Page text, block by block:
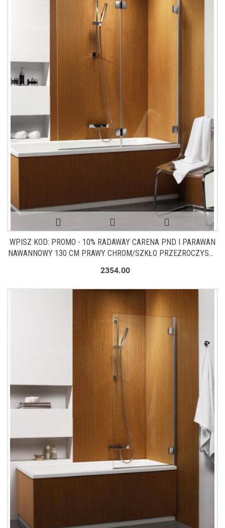
WPISZ KOD: PROMO - 10% RADAWAY CARENA PND I PARAWAN
NAWANNOWY 130 CM PRAWY CHROM/SZKŁO PRZEZROCZYSTE
2354.00